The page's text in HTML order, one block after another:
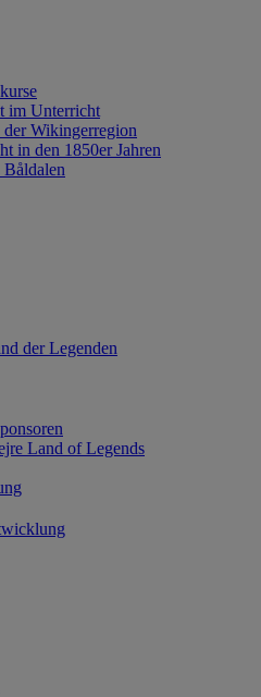
im Unterricht
Wikingerregion
in den 1850er Jahren
der Legenden
Land of Legends